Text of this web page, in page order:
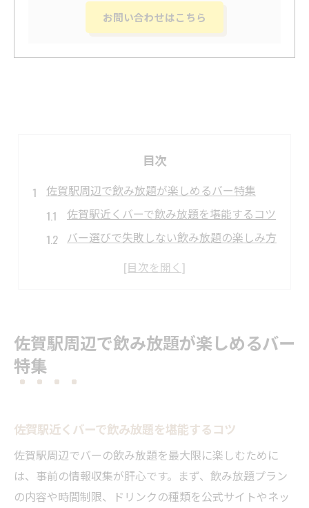
お問い合わせはこちら
目次
佐賀駅周辺で飲み放題が楽しめるバー特集
佐賀駅近くバーで飲み放題を堪能するコツ
バー選びで失敗しない飲み放題の楽しみ方
佐賀市のバーで人気の食べ飲み放題体験
二次会に最適な佐賀市のバー空間を探すなら
二次会にバーが選ばれる理由と満足度
佐賀市バーで叶う理想の二次会空間とは
安いだけじゃないバーの二次会活用法
おしゃれなバーで二次会を楽しむコツ
個室ありのバーで二次会を満喫したい人へ
個室バーで叶えるプライベート二次会
佐賀駅周辺で飲み放題が楽しめるバー
特集
佐賀駅近くバーで飲み放題を堪能するコツ
佐賀駅周辺でバーの飲み放題を最大限に楽しむために
は、事前の情報収集が肝心です。まず、飲み放題プラン
の内容や時間制限、ドリンクの種類を公式サイトやネッ